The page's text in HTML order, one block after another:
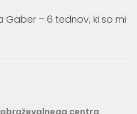
– 6 tednov, ki so mi
centra